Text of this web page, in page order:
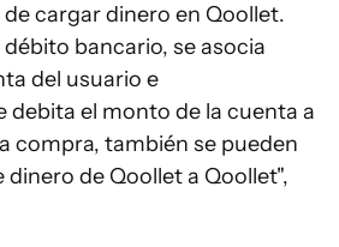
cargar dinero en Qoollet.
débito bancario, se asocia
del usuario e
debita el monto de la cuenta a
compra, también se pueden
de Qoollet a Qoollet",